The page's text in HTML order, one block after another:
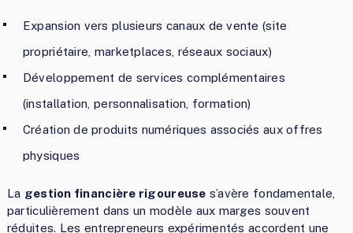
Expansion vers plusieurs canaux de vente (site
propriétaire, marketplaces, réseaux sociaux)
Développement de services complémentaires
(installation, personnalisation, formation)
Création de produits numériques associés aux offres
physiques
La gestion financière rigoureuse s’avère fondamentale,
particulièrement dans un modèle aux marges souvent
réduites. Les entrepreneurs expérimentés accordent une